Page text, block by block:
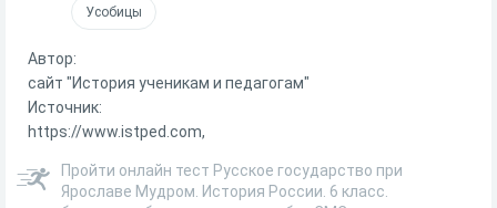
Усобицы
Автор:
сайт "История ученикам и педагогам"
Источник:
https://www.istped.com,
Пройти онлайн тест Русское государство при
Ярославе Мудром. История России. 6 класс.